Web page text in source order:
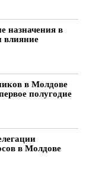
назначения в
влияние
в Молдове
полугодие
в Молдове